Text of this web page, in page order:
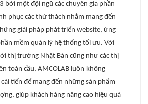
bởi một đội ngũ các chuyên gia phần
phục các thử thách nhằm mang đến
giải pháp phát triển website, ứng
mềm quản lý hệ thống tối ưu. Với
thị trường Nhật Bản cũng như các thị
toàn cầu, AMCOLAB luôn không
tiến để mang đến những sản phẩm
giúp khách hàng nâng cao hiệu quả